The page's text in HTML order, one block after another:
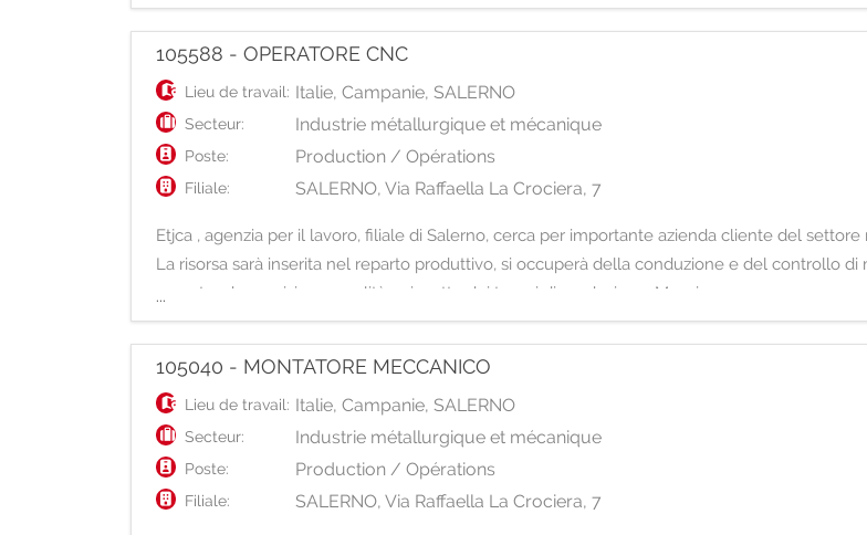
105588 - OPERATORE CNC
Lieu de travail: Italie,Campanie,SALERNO
Secteur: Industrie métallurgique et mécanique
Poste: Production / Opérations
Filiale: SALERNO, Via Raffaella La Crociera, 7
Etjca , agenzia per il lavoro, filiale di Salerno, cerca per importante azienda cliente del settore
La risorsa sarà inserita nel reparto produttivo, si occuperà della conduzione e del controllo
garantendo precisione, qualità e rispetto dei tempi di produzione. Mansion
...
105040 - MONTATORE MECCANICO
Lieu de travail: Italie,Campanie,SALERNO
Secteur: Industrie métallurgique et mécanique
Poste: Production / Opérations
Filiale: SALERNO, Via Raffaella La Crociera, 7